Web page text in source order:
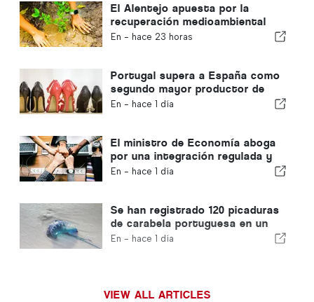
El Alentejo apuesta por la
recuperación medioambiental
con fondos europeos
En - hace 23 horas
Portugal supera a España como
segundo mayor productor de
calzado de Europa
En - hace 1 día
El ministro de Economía aboga
por una integración regulada y
garantiza una vía rápida para los
En - hace 1 día
Se han registrado 120 picaduras
de carabela portuguesa en un
solo día
En - hace 1 día
VIEW ALL ARTICLES